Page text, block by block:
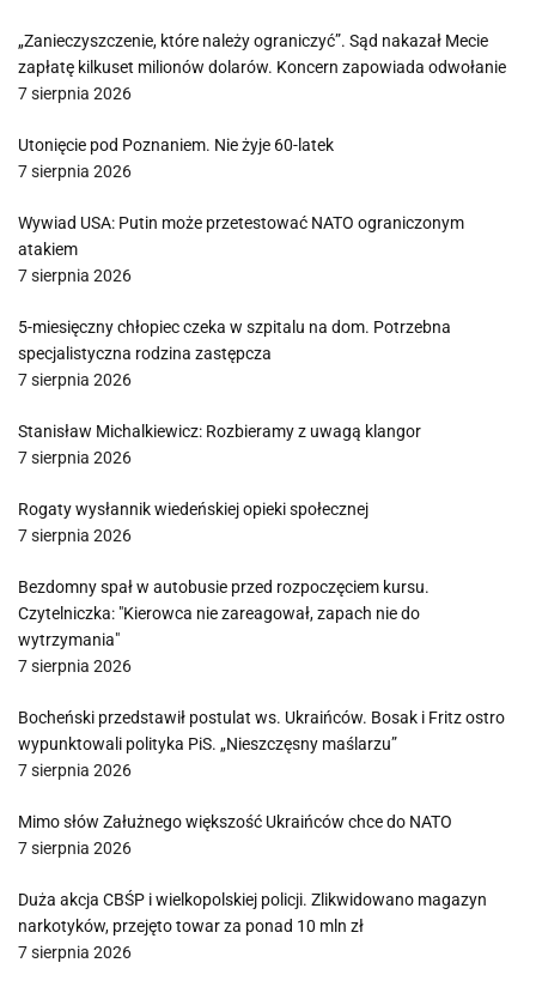
„Zanieczyszczenie, które należy ograniczyć”. Sąd nakazał Mecie
zapłatę kilkuset milionów dolarów. Koncern zapowiada odwołanie
7 sierpnia 2026
Utonięcie pod Poznaniem. Nie żyje 60-latek
7 sierpnia 2026
Wywiad USA: Putin może przetestować NATO ograniczonym
atakiem
7 sierpnia 2026
5-miesięczny chłopiec czeka w szpitalu na dom. Potrzebna
specjalistyczna rodzina zastępcza
7 sierpnia 2026
Stanisław Michalkiewicz: Rozbieramy z uwagą klangor
7 sierpnia 2026
Rogaty wysłannik wiedeńskiej opieki społecznej
7 sierpnia 2026
Bezdomny spał w autobusie przed rozpoczęciem kursu.
Czytelniczka: "Kierowca nie zareagował, zapach nie do
wytrzymania"
7 sierpnia 2026
Bocheński przedstawił postulat ws. Ukraińców. Bosak i Fritz ostro
wypunktowali polityka PiS. „Nieszczęsny maślarzu”
7 sierpnia 2026
Mimo słów Załużnego większość Ukraińców chce do NATO
7 sierpnia 2026
Duża akcja CBŚP i wielkopolskiej policji. Zlikwidowano magazyn
narkotyków, przejęto towar za ponad 10 mln zł
7 sierpnia 2026